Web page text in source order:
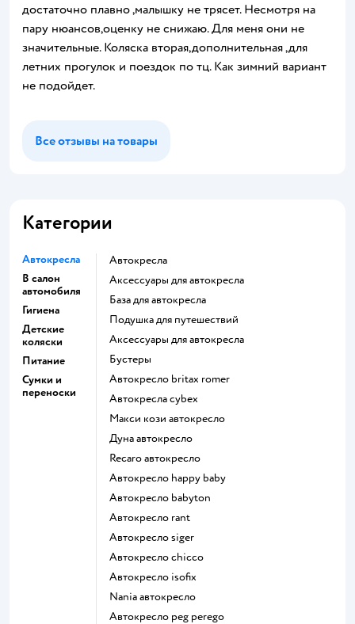
достаточно плавно ,малышку не трясет. Несмотря на
пару нюансов,оценку не снижаю. Для меня они не
значительные. Коляска вторая,дополнительная ,для
летних прогулок и поездок по тц. Как зимний вариант
не подойдет.
Все отзывы на товары
Категории
Автокресла
В салон
автомобиля
Гигиена
Детские
коляски
Питание
Сумки и
переноски
Автокресла
Аксессуары для автокресла
База для автокресла
Подушка для путешествий
Аксессуары для автокресла
Бустеры
Автокресло britax romer
Автокресла cybex
Макси кози автокресло
Дуна автокресло
Recaro автокресло
Автокресло happy baby
Автокресло babyton
Автокресло rant
Автокресло siger
Автокресло chicco
Автокресло isofix
Nania автокресло
Автокресло peg perego